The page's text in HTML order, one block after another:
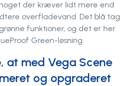
der kræver lidt mere end
overfladevand. Det blå tag
funktioner, og det er her
Green-løsning.
at med Vega Scene
og opgraderet